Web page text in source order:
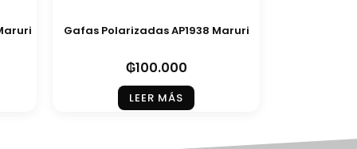
Gafas Polarizadas AP1938 Maruri
₲100.000
LEER MÁS